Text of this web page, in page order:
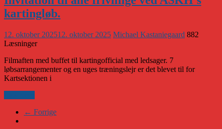
kartingløb.
12. oktober 202512. oktober 2025 Michael Kastaniegaard 882
Læsninger
Filmaften med buffet til kartingofficial med ledsager. 7
løbsarrangementer og en uges træningslejr er det blevet til for
Kartsektionen i
← Forrige